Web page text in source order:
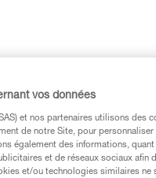
peut devenir
permet de limiter
vos données
et nos partenaires utilisons
de notre Site, pour
également des informations,
et de réseaux sociaux afin
et/ou technologies similaires